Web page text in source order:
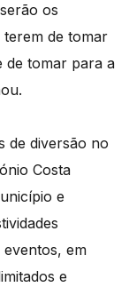
os
terem de tomar
de tomar para a
de diversão no
Costa
e
eventos, em
e